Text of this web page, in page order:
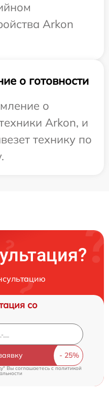
Arkon
о готовности
о
Arkon, и
технику по
со
Вы соглашаетесь c политикой